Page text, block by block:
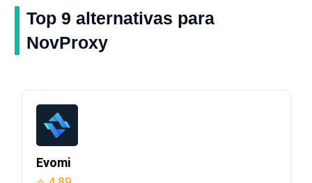
Top 9 alternativas para
NovProxy
Evomi